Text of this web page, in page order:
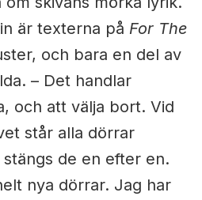
är texterna på For The
och bara en del av
–Det handlar
och att välja bort. Vid
står alla dörrar
de en efter en.
nya dörrar. Jag har